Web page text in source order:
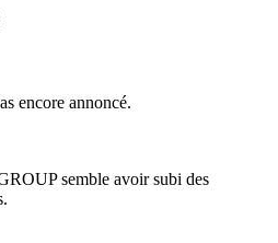
encore annoncé.
semble avoir subi des